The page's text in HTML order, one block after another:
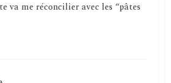
va me réconcilier avec les “pâtes